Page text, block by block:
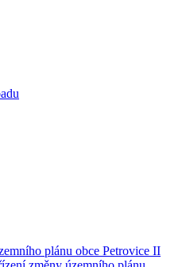
plánu obce Petrovice II